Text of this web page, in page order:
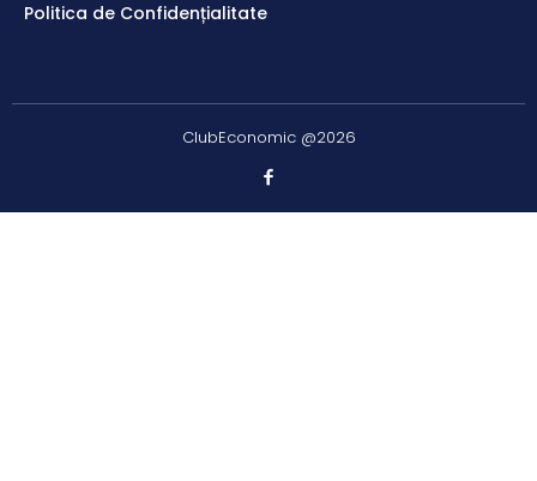
Politica de Confidențialitate
ClubEconomic @2026